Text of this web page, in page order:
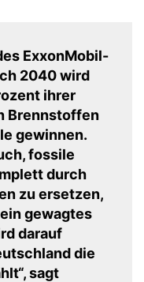
ExxonMobil-
2040 wird
ihrer
Brennstoffen
gewinnen.
fossile
durch
zu ersetzen,
gewagtes
darauf
die
sagt